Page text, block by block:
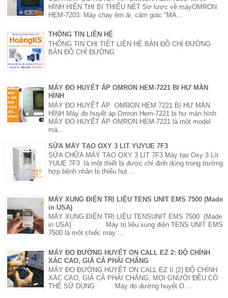
HÌNH HIỂN THỊ BỊ THIẾU NÉT Sơ lược về máyOMRON
HEM-7203: Máy chạy êm ái, cảm giác "MA...
THÔNG TIN LIÊN HỆ
THÔNG TIN CHI TIẾT LIÊN HỆ BẢN ĐỒ CHỈ ĐƯỜNG
BẢN ĐỒ CHỈ ĐƯỜNG
MÁY ĐO HUYẾT ÁP OMRON HEM-7221 BI HƯ MÀN
HÌNH
MÁY ĐO HUYẾT ÁP OMRON HEM 7221 BỊ HƯ MÀN
HÌNH Máy đo huyết áp Omron Hem-7221 bị hư màn hình
MÁY ĐO HUYẾT ÁP OMRON HEM-7221 là một model
má...
SỬA MÁY TẠO OXY 3 LIT YUYUE 7F3
SỬA CHỮA MÁY TẠO OXY 3 LIT 7F3 Máy tạo Oxy 3 Lít
YUUE 7F3 là một thiết bị được chỉ định dùng trong trường
hợp bệnh nhân bị thiếu hụt ...
MÁY XUNG ĐIỆN TRỊ LIỆU TENS UNIT EMS 7500 (Made
in USA)
MÁY XUNG ĐIỆN TRỊ LIỆU TENSUNIT EMS 7500 (Made
in USA) Máy trị liệu xung điện TENS UNIT EMS
7500 là môt chiếc máy ...
MÁY ĐO ĐƯỜNG HUYẾT ON CALL EZ 2: ĐỘ CHÍNH
XÁC CAO, GIÁ CẢ PHẢI CHĂNG
MÁY ĐO ĐƯỜNG HUYẾT ON CALL EZ II (2) ĐỘ CHÍNH
XÁC CAO, GIÁ CẢ PHẢI CHĂNG, MỌI GNƯỜI ĐỀU CÓ
THỂ SỬ DỤNG Máy đo đường huyết O...